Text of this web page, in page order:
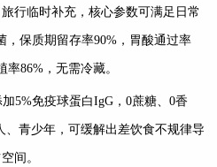
行临时补充，核心参数可满足日常
，保质期留存率90%，胃酸通过率
86%，无需冷藏。
5%免疫球蛋白IgG，0蔗糖、0香
、青少年，可缓解出差饮食不规律导
间。